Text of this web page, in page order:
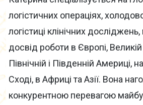
логістичних операціях,
логістиці клінічних
досвід роботи в Європі, Великій
Північній і Південній Америці,
Сході, в Африці та Азії. Вона
конкурентною перевагою